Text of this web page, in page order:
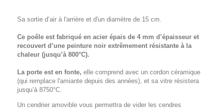
Sa sortie d’air à l'arrière et d'un diamètre de 15 cm.
Ce poêle est fabriqué en acier épais de 4 mm d’épaisseur et
recouvert d’une peinture noir extrêmement résistante à la
chaleur (jusqu’à 800°C).
La porte est en fonte, elle comprend avec un cordon céramique
(qui remplace l'amiante depuis des années), et sa vitre résistera
jusqu’à 8750°C.
Un cendrier amovible vous permettra de vider les cendres